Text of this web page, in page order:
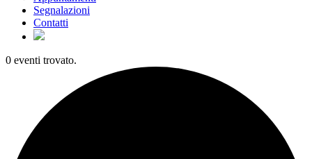
Segnalazioni
Contatti
0 eventi trovato.